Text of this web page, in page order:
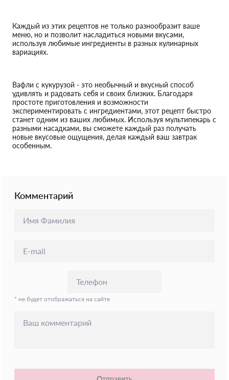
Каждый из этих рецептов не только разнообразит ваше
меню, но и позволит насладиться новыми вкусами,
используя любимые ингредиенты в разных кулинарных
вариациях.
Вафли с кукурузой - это необычный и вкусный способ
удивлять и радовать себя и своих близких. Благодаря
простоте приготовления и возможности
экспериментировать с ингредиентами, этот рецепт быстро
станет одним из ваших любимых. Используя мультипекарь с
разными насадками, вы сможете каждый раз получать
новые вкусовые ощущения, делая каждый ваш завтрак
особенным.
Комментарий
* не будет отображаться на сайте